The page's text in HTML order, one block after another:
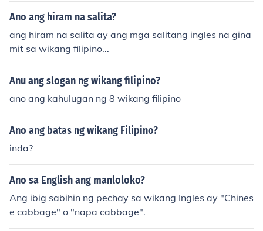
Ano ang hiram na salita?
ang hiram na salita ay ang mga salitang ingles na gina
mit sa wikang filipino...
Anu ang slogan ng wikang filipino?
ano ang kahulugan ng 8 wikang filipino
Ano ang batas ng wikang Filipino?
inda?
Ano sa English ang manloloko?
Ang ibig sabihin ng pechay sa wikang Ingles ay "Chines
e cabbage" o "napa cabbage".